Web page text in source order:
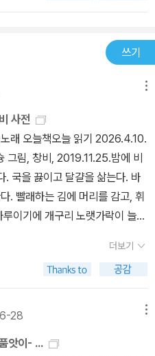
쓰기
사전
래 오늘책오늘 읽기 2026.4.10.
그림, 창비, 2019.11.25.밤에 비
. 국을 끓이고 달걀을 삶는다. 바
. 빨래하는 김에 머리를 감고, 휘
이기에 개구리 노랫가락이 늘
가볍게 달랜다고 느낀다. 고마운
레) 씨앗을 두벌째 받는다. 우리
하양이 부쩍 늘었다. 열 몇 해 앞
양을 샅샅이 캐서 읍내로 들고
나, 이제 할매들이 걷지도 못 하
퍼진다. 《사춘기 준비 사전》을
더보기
28
앗이- ...